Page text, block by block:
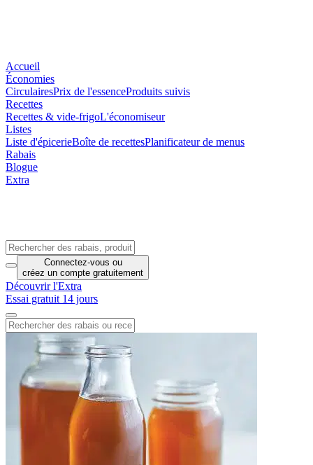
Accueil
Économies
CirculairesPrix de l'essenceProduits suivis
Recettes
Recettes & vide-frigoL'économiseur
Listes
Liste d'épicerieBoîte de recettesPlanificateur de menus
Rabais
Blogue
Extra
Connectez-vous ou
créez un compte gratuitement
Découvrir l'Extra
Essai gratuit 14 jours